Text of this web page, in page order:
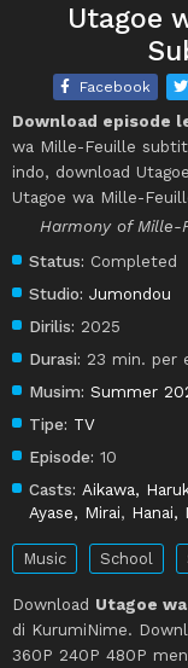
Utagoe
Facebook
Download episode
wa Mille-Feuille
indo, download
Utagoe wa Mille-
Harmony of Mille-
Status: Completed
Studio: Jumondou
Dirilis: 2025
Durasi: 23 min. per
Musim: Summer
Tipe: TV
Episode: 10
Casts: Aikawa,
Ayase, Mirai, Hanai,
Music School
Download Utagoe
di KurumiNime.
360P 240P 480P